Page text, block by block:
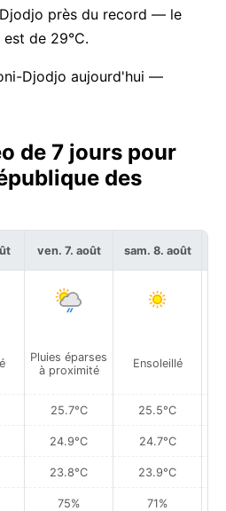
près du record — le
de 29°C.
Djodjo aujourd'hui —
de 7 jours pour
des
ven. 7. août
Pluies éparses
à proximité
25.7°C
24.9°C
23.8°C
75%
sam. 8. août
Ensoleillé
25.5°C
24.7°C
23.9°C
71%